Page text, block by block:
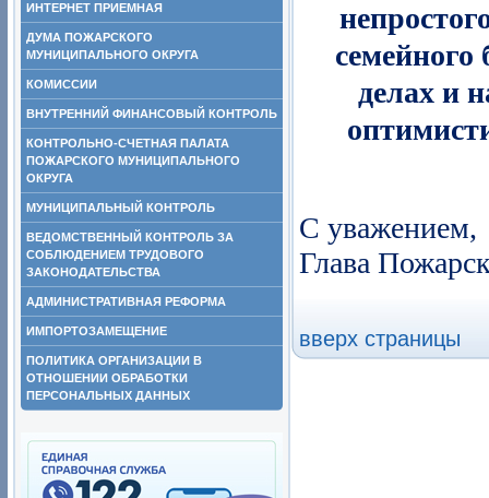
ИНТЕРНЕТ ПРИЕМНАЯ
ДУМА ПОЖАРСКОГО
МУНИЦИПАЛЬНОГО ОКРУГА
КОМИССИИ
ВНУТРЕННИЙ ФИНАНСОВЫЙ КОНТРОЛЬ
КОНТРОЛЬНО-СЧЕТНАЯ ПАЛАТА
ПОЖАРСКОГО МУНИЦИПАЛЬНОГО
ОКРУГА
МУНИЦИПАЛЬНЫЙ КОНТРОЛЬ
ВЕДОМСТВЕННЫЙ КОНТРОЛЬ ЗА
СОБЛЮДЕНИЕМ ТРУДОВОГО
ЗАКОНОДАТЕЛЬСТВА
АДМИНИСТРАТИВНАЯ РЕФОРМА
ИМПОРТОЗАМЕЩЕНИЕ
ПОЛИТИКА ОРГАНИЗАЦИИ В
ОТНОШЕНИИ ОБРАБОТКИ
ПЕРСОНАЛЬНЫХ ДАННЫХ
семейного
делах и
С уважением,
Глава
вверх страницы